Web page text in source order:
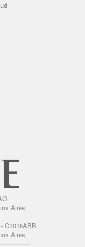
Aires
C1016ABB
Aires